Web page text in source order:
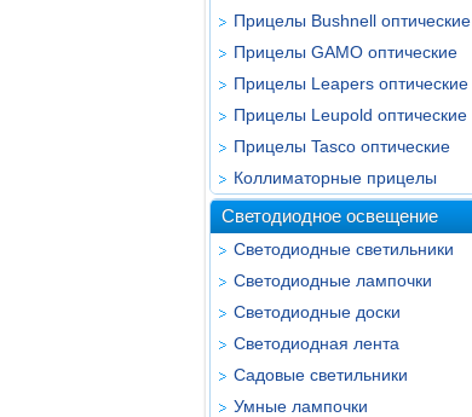
Прицелы Bushnell оптические
Прицелы GAMO оптические
Прицелы Leapers оптические
Прицелы Leupold оптические
Прицелы Tasco оптические
Коллиматорные прицелы
Светодиодное освещение
Светодиодные светильники
Светодиодные лампочки
Светодиодные доски
Светодиодная лента
Садовые светильники
Умные лампочки